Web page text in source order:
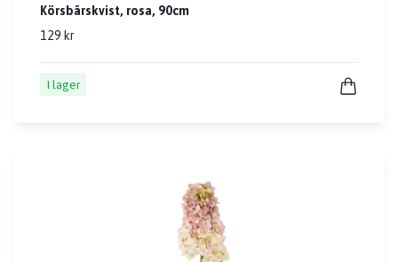
Körsbärskvist, rosa, 90cm
129 kr
I lager